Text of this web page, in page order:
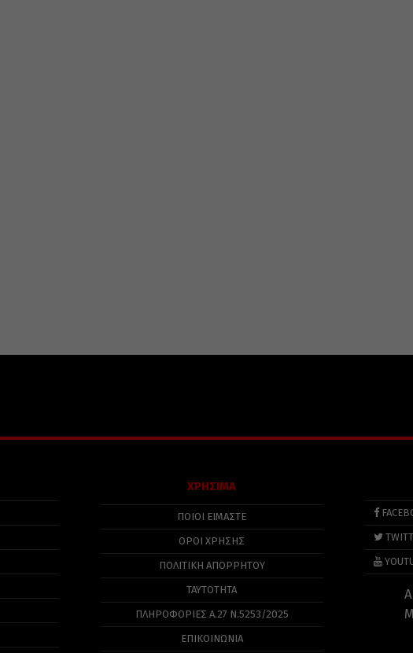
ΧΡΗΣΙΜΑ
ΠΟΙΟΙ ΕΙΜΑΣΤΕ
ΟΡΟΙ ΧΡΗΣΗΣ
ΠΟΛΙΤΙΚΉ ΑΠΟΡΡΉΤΟΥ
ΤΑΥΤΟΤΗΤΑ
ΠΛΗΡΟΦΟΡΊΕΣ Α.27 Ν.5253/2025
ΕΠΙΚΟΙΝΩΝΙΑ